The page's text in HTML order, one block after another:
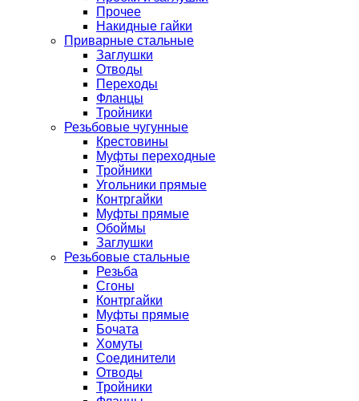
Прочее
Накидные гайки
Приварные стальные
Заглушки
Отводы
Переходы
Фланцы
Тройники
Резьбовые чугунные
Крестовины
Муфты переходные
Тройники
Угольники прямые
Контргайки
Муфты прямые
Обоймы
Заглушки
Резьбовые стальные
Резьба
Сгоны
Контргайки
Муфты прямые
Бочата
Хомуты
Соединители
Отводы
Тройники